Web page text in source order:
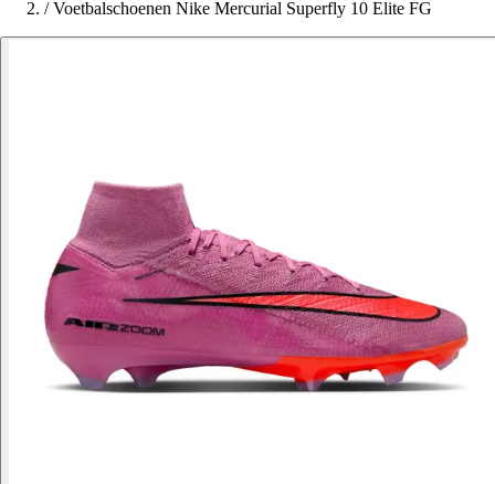
/ Voetbalschoenen Nike Mercurial Superfly 10 Elite FG